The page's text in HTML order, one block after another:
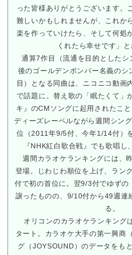
った皆様ありがとうございます。
難しいかもしれませんが、これか
楽を作っていけたら、そして何処
くれたら幸せです」と
通算7作目（流通を目的としたシ
後のゴールデンボンバー名義のシ
目）となる同曲は、ニコニコ動画
で話題に。替え歌の「眠たくて」
キ』のCMソングに起用されたこ
ディーズレーベルながら週間シン
位（2011年9/5付、今年1/14付）
『NHK紅白歌合戦』でも歌唱し
週間カラオケランキングには、
登場。じわじわ順位を上げ、ラン
付で初の首位に。翌9/3付でゆずの
譲ったものの、9/10付から49週連
る。
オリコンのカラオケランキング
タート。カラオケ大手の第一興商
グ（JOYSOUND）のデータをも